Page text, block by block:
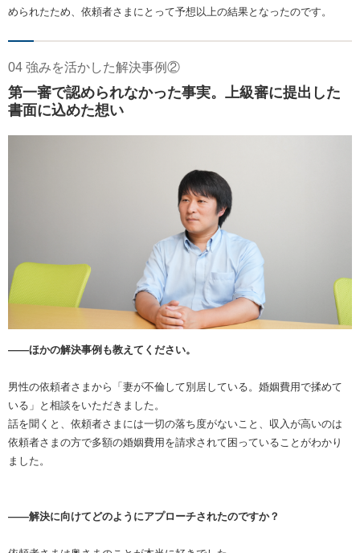
められたため、依頼者さまにとって予想以上の結果となったのです。
04 強みを活かした解決事例②
第一審で認められなかった事実。上級審に提出した
書面に込めた想い
――ほかの解決事例も教えてください。
男性の依頼者さまから「妻が不倫して別居している。婚姻費用で揉めて
いる」と相談をいただきました。
話を聞くと、依頼者さまには一切の落ち度がないこと、収入が高いのは
依頼者さまの方で多額の婚姻費用を請求されて困っていることがわかり
ました。
――解決に向けてどのようにアプローチされたのですか？